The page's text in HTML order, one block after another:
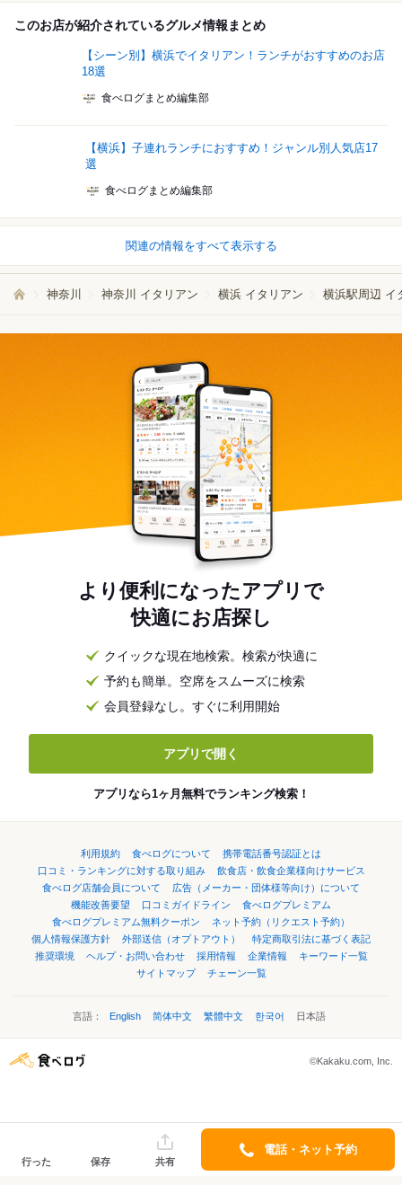
このお店が紹介されているグルメ情報まとめ
【シーン別】横浜でイタリアン！ランチがおすすめのお店
18選
食べログまとめ編集部
【横浜】子連れランチにおすすめ！ジャンル別人気店17
選
食べログまとめ編集部
関連の情報をすべて表示する
神奈川 神奈川 イタリアン 横浜 イタリアン 横浜駅周辺 イ
より便利になったアプリで
快適にお店探し
クイックな現在地検索。検索が快適に
予約も簡単。空席をスムーズに検索
会員登録なし。すぐに利用開始
アプリで開く
アプリなら1ヶ月無料でランキング検索！
利用規約 食べログについて
携帯電話番号認証とは
口コミ・ランキングに対する取り組み
飲食店・飲食企業様向けサービス
食べログ店舗会員について
広告（メーカー・団体様等向け）について
機能改善要望
口コミガイドライン
食べログプレミアム
食べログプレミアム無料クーポン
ネット予約（リクエスト予約）
個人情報保護方針
外部送信（オプトアウト）
特定商取引法に基づく表記
推奨環境
ヘルプ・お問い合わせ 採用情報 企業情報
キーワード一覧
サイトマップ
チェーン一覧
言語： English 简体中文 繁體中文 한국어 日本語
©Kakaku.com, Inc.
行った 保存 共有
電話・ネット予約